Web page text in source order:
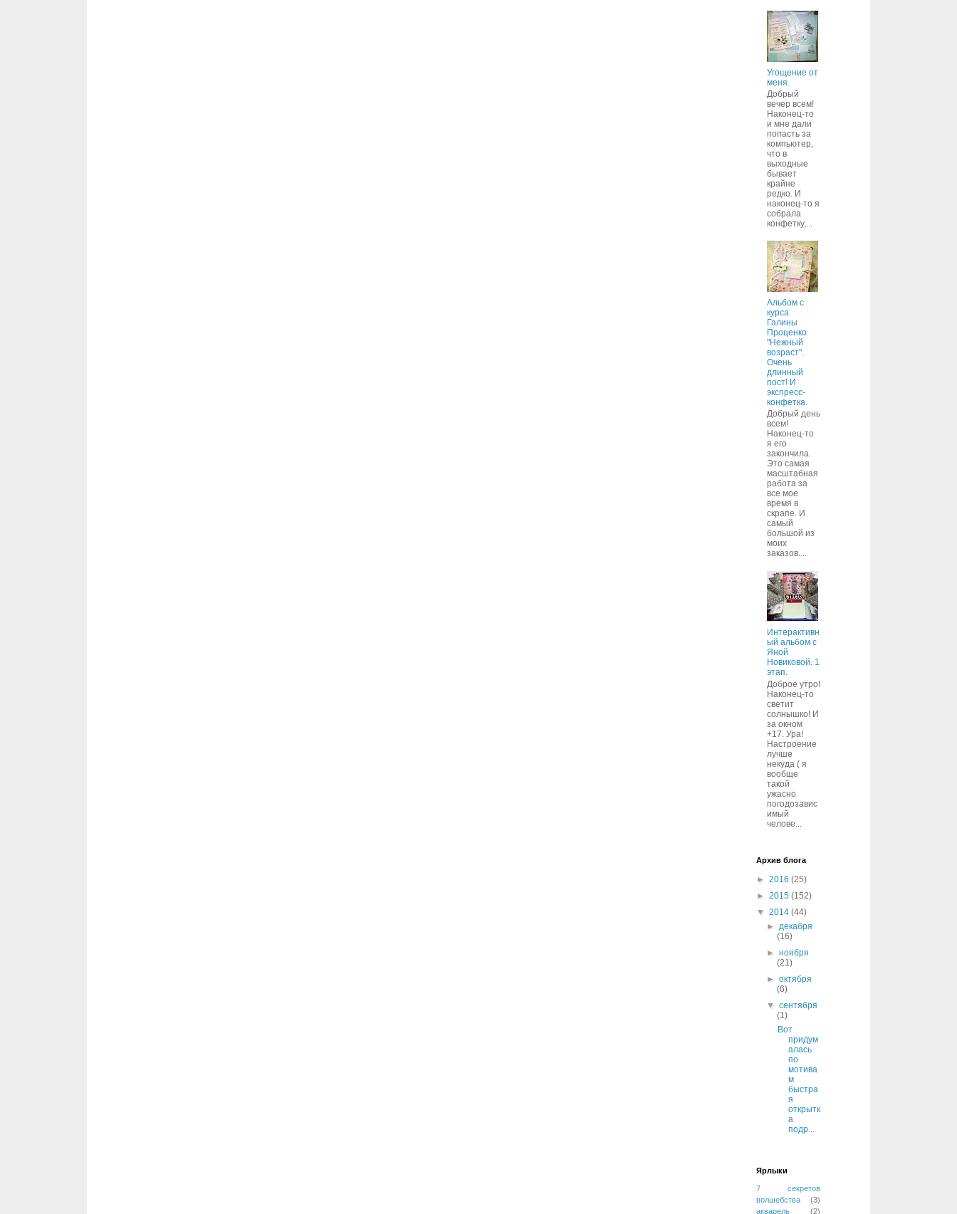
Угощение от
меня.
Добрый
вечер всем!
Наконец-то
и мне дали
попасть за
компьютер,
что в
выходные
бывает
крайне
редко. И
наконец-то я
собрала
конфетку,...
Альбом с
курса
Галины
Проценко
"Нежный
возраст".
Очень
длинный
пост! И
экспресс-
конфетка.
Добрый день
всем!
Наконец-то
я его
закончила.
Это самая
масштабная
работа за
все мое
время в
скрапе. И
самый
большой из
моих
заказов....
Интерактивн
ый альбом с
Яной
Новиковой. 1
этап.
Доброе утро!
Наконец-то
светит
солнышко! И
за окном
+17. Ура!
Настроение
лучше
некуда ( я
вообще
такой
ужасно
погодозавис
имый
челове...
Архив блога
► 2016 (25)
► 2015 (152)
▼ 2014 (44)
►декабря
(16)
►ноября
(21)
►октября
(6)
▼сентября
(1)
Вот
придум
алась
по
мотива
м
быстра
я
открытк
а
подр...
Ярлыки
7 секретов
волшебства
(3)
акварель
(2)